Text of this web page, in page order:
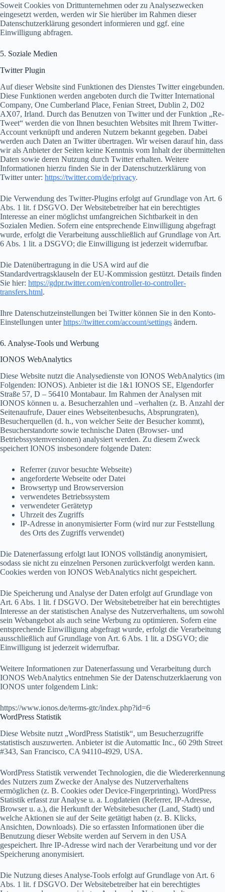
Soweit Cookies von Drittunternehmen oder zu Analysezwecken
eingesetzt werden, werden wir Sie hierüber im Rahmen dieser
Datenschutzerklärung gesondert informieren und ggf. eine
Einwilligung abfragen.
5. Soziale Medien
Twitter Plugin
Auf dieser Website sind Funktionen des Dienstes Twitter eingebunden.
Diese Funktionen werden angeboten durch die Twitter International
Company, One Cumberland Place, Fenian Street, Dublin 2, D02
AX07, Irland. Durch das Benutzen von Twitter und der Funktion „Re-
Tweet“ werden die von Ihnen besuchten Websites mit Ihrem Twitter-
Account verknüpft und anderen Nutzern bekannt gegeben. Dabei
werden auch Daten an Twitter übertragen. Wir weisen darauf hin, dass
wir als Anbieter der Seiten keine Kenntnis vom Inhalt der übermittelten
Daten sowie deren Nutzung durch Twitter erhalten. Weitere
Informationen hierzu finden Sie in der Datenschutzerklärung von
Twitter unter: https://twitter.com/de/privacy.
Die Verwendung des Twitter-Plugins erfolgt auf Grundlage von Art. 6
Abs. 1 lit. f DSGVO. Der Websitebetreiber hat ein berechtigtes
Interesse an einer möglichst umfangreichen Sichtbarkeit in den
Sozialen Medien. Sofern eine entsprechende Einwilligung abgefragt
wurde, erfolgt die Verarbeitung ausschließlich auf Grundlage von Art.
6 Abs. 1 lit. a DSGVO; die Einwilligung ist jederzeit widerrufbar.
Die Datenübertragung in die USA wird auf die
Standardvertragsklauseln der EU-Kommission gestützt. Details finden
Sie hier: https://gdpr.twitter.com/en/controller-to-controller-
transfers.html.
Ihre Datenschutzeinstellungen bei Twitter können Sie in den Konto-
Einstellungen unterhttps://twitter.com/account/settings ändern.
6. Analyse-Tools und Werbung
IONOS WebAnalytics
Diese Website nutzt die Analysedienste von IONOS WebAnalytics (im
Folgenden: IONOS). Anbieter ist die 1&1 IONOS SE, Elgendorfer
Straße 57, D – 56410 Montabaur. Im Rahmen der Analysen mit
IONOS können u. a. Besucherzahlen und –verhalten (z. B. Anzahl der
Seitenaufrufe, Dauer eines Webseitenbesuchs, Absprungraten),
Besucherquellen (d. h., von welcher Seite der Besucher kommt),
Besucherstandorte sowie technische Daten (Browser- und
Betriebssystemversionen) analysiert werden. Zu diesem Zweck
speichert IONOS insbesondere folgende Daten:
Referrer (zuvor besuchte Webseite)
angeforderte Webseite oder Datei
Browsertyp und Browserversion
verwendetes Betriebssystem
verwendeter Gerätetyp
Uhrzeit des Zugriffs
IP-Adresse in anonymisierter Form (wird nur zur Feststellung
des Orts des Zugriffs verwendet)
Die Datenerfassung erfolgt laut IONOS vollständig anonymisiert,
sodass sie nicht zu einzelnen Personen zurückverfolgt werden kann.
Cookies werden von IONOS WebAnalytics nicht gespeichert.
Die Speicherung und Analyse der Daten erfolgt auf Grundlage von
Art. 6 Abs. 1 lit. f DSGVO. Der Websitebetreiber hat ein berechtigtes
Interesse an der statistischen Analyse des Nutzerverhaltens, um sowohl
sein Webangebot als auch seine Werbung zu optimieren. Sofern eine
entsprechende Einwilligung abgefragt wurde, erfolgt die Verarbeitung
ausschließlich auf Grundlage von Art. 6 Abs. 1 lit. a DSGVO; die
Einwilligung ist jederzeit widerrufbar.
Weitere Informationen zur Datenerfassung und Verarbeitung durch
IONOS WebAnalytics entnehmen Sie der Datenschutzerklaerung von
IONOS unter folgendem Link:
https://www.ionos.de/terms-gtc/index.php?id=6
WordPress Statistik
Diese Website nutzt „WordPress Statistik“, um Besucherzugriffe
statistisch auszuwerten. Anbieter ist die Automattic Inc., 60 29th Street
#343, San Francisco, CA 94110-4929, USA.
WordPress Statistik verwendet Technologien, die die Wiedererkennung
des Nutzers zum Zwecke der Analyse des Nutzerverhaltens
ermöglichen (z. B. Cookies oder Device-Fingerprinting). WordPress
Statistik erfasst zur Analyse u. a. Logdateien (Referrer, IP-Adresse,
Browser u. a.), die Herkunft der Websitebesucher (Land, Stadt) und
welche Aktionen sie auf der Seite getätigt haben (z. B. Klicks,
Ansichten, Downloads). Die so erfassten Informationen über die
Benutzung dieser Website werden auf Servern in den USA
gespeichert. Ihre IP-Adresse wird nach der Verarbeitung und vor der
Speicherung anonymisiert.
Die Nutzung dieses Analyse-Tools erfolgt auf Grundlage von Art. 6
Abs. 1 lit. f DSGVO. Der Websitebetreiber hat ein berechtigtes